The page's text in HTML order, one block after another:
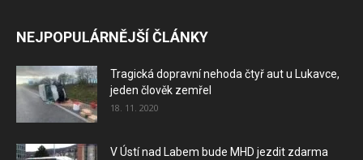
NEJPOPULÁRNĚJŠÍ ČLÁNKY
Tragická dopravní nehoda čtyř aut u Lukavce,
jeden člověk zemřel
18. 11. 2020
V Ústí nad Labem bude MHD jezdit zdarma